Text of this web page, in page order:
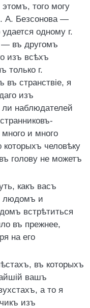
того могу
А. Безсонова —
одному г.
— въ другомъ
изъ всѣхъ
только г.
въ странствіе, я
изъ
наблюдателей
и много
которыхъ человѣку
голову не можетъ
какъ васъ
людомъ и
встрѣтиться
въ прежнее,
на его
въ которыхъ
вашъ
а то я
изъ